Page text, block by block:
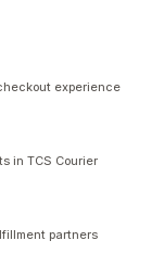
experience
in TCS Courier
partners